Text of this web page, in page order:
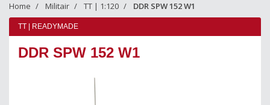
Home Militair TT | 1:120 DDR SPW 152 W1
TT | READYMADE
DDR SPW 152 W1